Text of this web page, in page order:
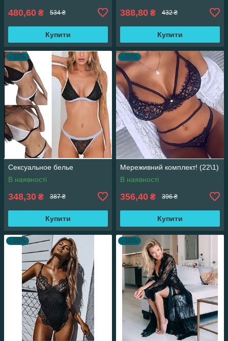
480,60 ₴ 534 ₴
Купити
388,80 ₴ 432 ₴
Купити
–10%
Сексуальное белье
В наявності
348,30 ₴ 387 ₴
Купити
–10%
Мереживний комплект! (22\1)
В наявності
356,40 ₴ 396 ₴
Купити
–10% –10%